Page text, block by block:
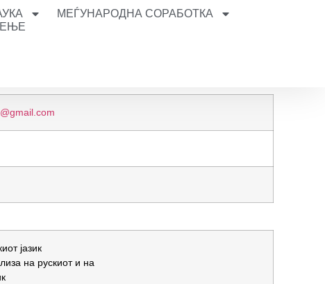
МЕЃУНАРОДНА СОРАБОТКА
јазик
на рускиот и на